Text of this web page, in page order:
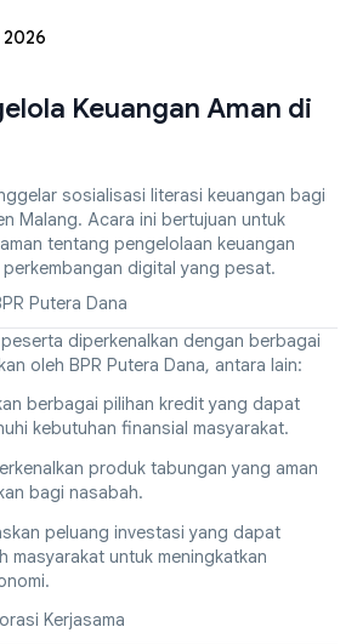
2026
Keuangan Aman di
sosialisasi literasi keuangan bagi
Malang. Acara ini bertujuan untuk
tentang pengelolaan keuangan
digital yang pesat.
Putera Dana
diperkenalkan dengan berbagai
oleh BPR Putera Dana, antara lain:
berbagai pilihan kredit yang dapat
kebutuhan finansial masyarakat.
produk tabungan yang aman
bagi nasabah.
peluang investasi yang dapat
masyarakat untuk meningkatkan
Kerjasama